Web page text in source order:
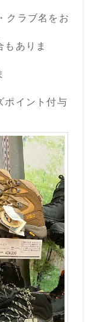
クラブ名をお
ありま
ポイント付与